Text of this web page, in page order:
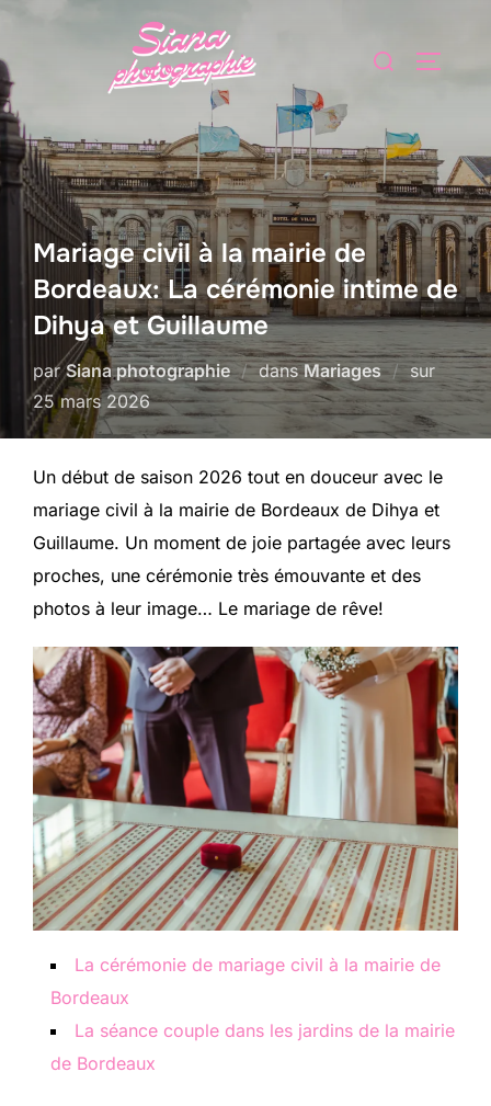
contenu
Rechercher :
Mariage civil à la mairie de
Bordeaux: La cérémonie intime de
Dihya et Guillaume
parSiana photographie dansMariages surPublié
le
25 mars 2026
Un début de saison 2026 tout en douceur avec le
mariage civil à la mairie de Bordeaux de Dihya et
Guillaume. Un moment de joie partagée avec leurs
proches, une cérémonie très émouvante et des
photos à leur image… Le mariage de rêve!
La cérémonie de mariage civil à la mairie de
Bordeaux
La séance couple dans les jardins de la mairie
de Bordeaux